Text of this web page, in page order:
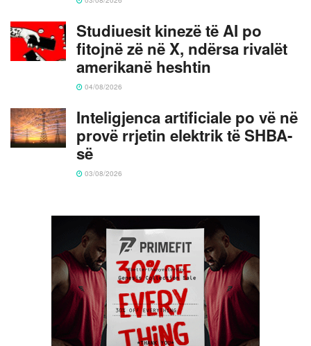
Studiuesit kinezë të AI po
fitojnë zë në X, ndërsa rivalët
amerikanë heshtin
04/08/2026
Inteligjenca artificiale po vë në
provë rrjetin elektrik të SHBA-
së
03/08/2026